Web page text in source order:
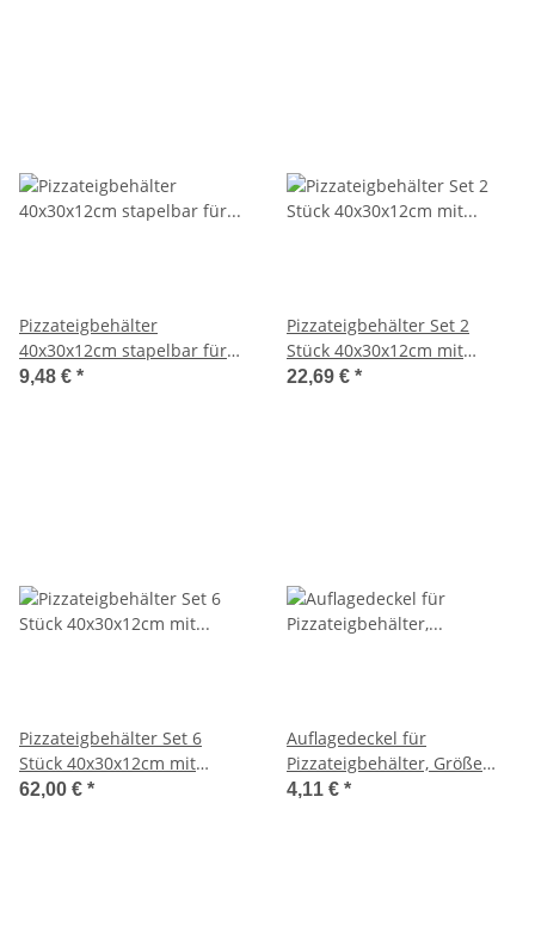
Pizzateigbehälter
40x30x12cm stapelbar für
Pizzeria und Hobby
9,48 € *
Pizzateigbehälter Set 2
Stück 40x30x12cm mit
Auflagedeckel stapelbar für
22,69 € *
Pizzateigbehälter Set 6
Stück 40x30x12cm mit
Auflagedeckel stapelbar für
62,00 € *
Auflagedeckel für
Pizzateigbehälter, Größe
40x30cm
4,11 € *